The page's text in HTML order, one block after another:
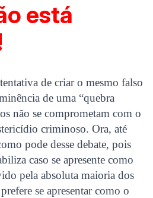
está
de criar o mesmo falso
de uma “quebra
não se comprometam com o
criminoso. Ora, até
pode desse debate, pois
caso se apresente como
pela absoluta maioria dos
se apresentar como o